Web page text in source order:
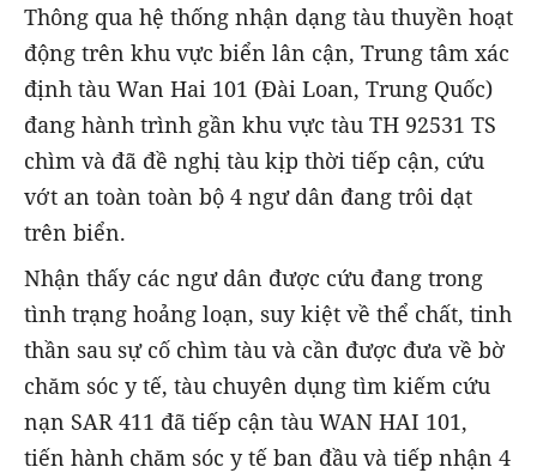
Thông qua hệ thống nhận dạng tàu thuyền hoạt
động trên khu vực biển lân cận, Trung tâm xác
định tàu Wan Hai 101 (Đài Loan, Trung Quốc)
đang hành trình gần khu vực tàu TH 92531 TS
chìm và đã đề nghị tàu kịp thời tiếp cận, cứu
vớt an toàn toàn bộ 4 ngư dân đang trôi dạt
trên biển.
Nhận thấy các ngư dân được cứu đang trong
tình trạng hoảng loạn, suy kiệt về thể chất, tinh
thần sau sự cố chìm tàu và cần được đưa về bờ
chăm sóc y tế, tàu chuyên dụng tìm kiếm cứu
nạn SAR 411 đã tiếp cận tàu WAN HAI 101,
tiến hành chăm sóc y tế ban đầu và tiếp nhận 4